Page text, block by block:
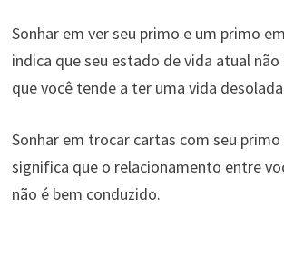
Sonhar em ver seu primo e um primo
indica que seu estado de vida atual
que você tende a ter uma vida
Sonhar em trocar cartas com seu
significa que o relacionamento entre
não é bem conduzido.